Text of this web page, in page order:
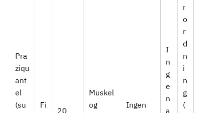
Pra
ziqu
ant
el
(su
Fi
20
Muskel
og
Ingen
I
n
g
e
n
a
r
o
r
d
n
i
n
g
(